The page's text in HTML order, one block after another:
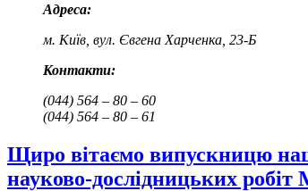
Адреса:
м. Київ, вул. Євгена Харченка, 23-Б
Контакти:
(044) 564 – 80 – 60
(044) 564 – 80 – 61
Щиро вітаємо випускницю
науково-дослідницьких робіт